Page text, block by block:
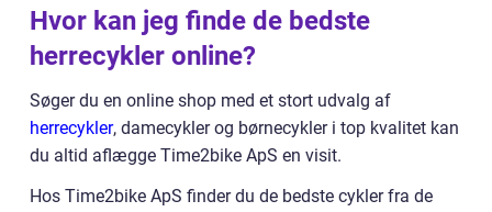
Hvor kan jeg finde de bedste
herrecykler online?
Søger du en online shop med et stort udvalg af
herrecykler, damecykler og børnecykler i top kvalitet kan
du altid aflægge Time2bike ApS en visit.
Hos Time2bike ApS finder du de bedste cykler fra de